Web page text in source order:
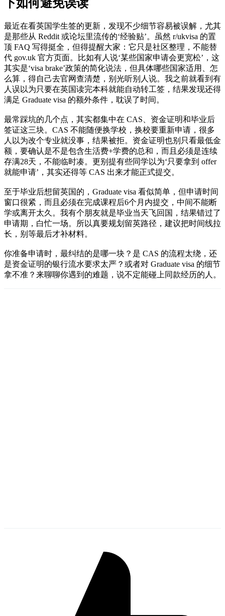
下如何避免误读
最近在看英国学生签的更新，发现不少细节容易被误解，尤其
是那些从 Reddit 或论坛里流传的‘经验贴’。虽然 r/ukvisa 的置
顶 FAQ 写得挺全，但得提醒大家：它只是社区整理，不能替
代 gov.uk 官方页面。比如有人说‘某些国家申请会更宽松’，这
其实是‘visa brake’政策的简化说法，但具体哪些国家适用、怎
么算，得自己去官网查清楚，别光听别人说。我之前就看到有
人误以为只要在英国读完本科就能自动转工签，结果发现还得
满足 Graduate visa 的额外条件，耽误了时间。
最常踩坑的几个点，其实都集中在 CAS、资金证明和毕业后
签证这三块。CAS 不能随便换学校，换校要重新申请，很多
人以为改个专业就没事，结果被拒。资金证明也别只看最低金
额，要确认是不是包含生活费+学费的总和，而且必须是连续
存满28天，不能临时凑。更别提有些同学以为‘只要拿到 offer
就能申请’，其实还得等 CAS 出来才能正式提交。
至于毕业后想留英国的，Graduate visa 看似简单，但申请时间
窗口很紧，而且必须在完成课程后6个月内提交，中间不能断
学或离开太久。我有个朋友就是毕业当天飞回国，结果错过了
申请期，白忙一场。所以真要规划留英路径，建议把时间线拉
长，别等最后才补材料。
你准备申请时，最纠结的是哪一块？是 CAS 的流程太绕，还
是资金证明的银行流水要求太严？或者对 Graduate visa 的细节
拿不准？来聊聊你遇到的难题，说不定能碰上同款经历的人。